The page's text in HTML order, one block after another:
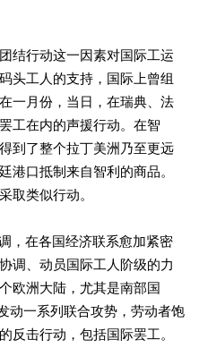
结行动这一因素对国际工运
头工人的支持，国际上曾组
一月份，当日，在瑞典、法
工在内的声援行动。在智
到了整个拉丁美洲乃至更远
港口抵制来自智利的商品。
取类似行动。
，在各国经济联系愈加紧密
调、动员国际工人阶级的力
欧洲大陆，尤其是南部国
动一系列联合攻势，劳动者饱
反击行动，包括国际罢工。